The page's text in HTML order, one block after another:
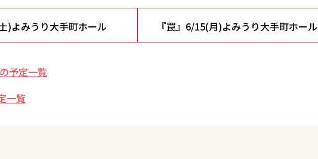
)よみうり大手町ホール 『罠』6/15(月)よみうり大手町ホール
予定一覧
一覧